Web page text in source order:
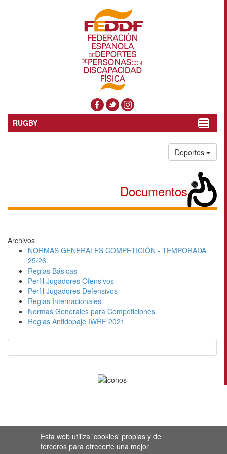
Esta web utiliza 'cookies' propias y de
terceros para ofrecerte una mejor
RUGBY
Toggle
Deportes
Documentos
Archivos
NORMAS GENERALES COMPETICIÓN - TEMPORADA
25/26
Reglas Básicas
Perfil Jugadores Ofensivos
Perfil Jugadores Defensivos
Reglas Internacionales
Normas Generales para Competiciones
Reglas Antidopaje IWRF 2021